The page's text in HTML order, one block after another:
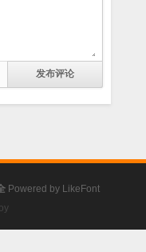
Powered by LikeFont